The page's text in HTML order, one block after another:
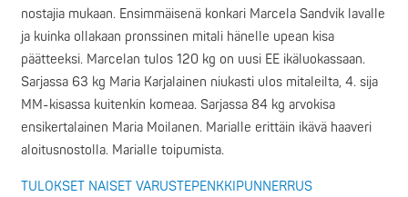
nostajia mukaan. Ensimmäisenä konkari Marcela Sandvik lavalle
ja kuinka ollakaan pronssinen mitali hänelle upean kisa
päätteeksi. Marcelan tulos 120 kg on uusi EE ikäluokassaan.
Sarjassa 63 kg Maria Karjalainen niukasti ulos mitaleilta, 4. sija
MM-kisassa kuitenkin komeaa. Sarjassa 84 kg arvokisa
ensikertalainen Maria Moilanen. Marialle erittäin ikävä haaveri
aloitusnostolla. Marialle toipumista.
TULOKSET NAISET VARUSTEPENKKIPUNNERRUS